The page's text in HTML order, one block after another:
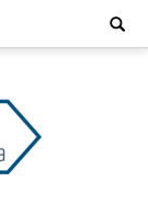
Search